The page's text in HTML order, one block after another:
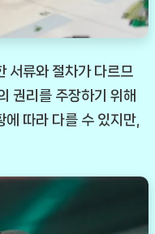
서류와 절차가 다르므
권리를 주장하기 위해
따라 다를 수 있지만,